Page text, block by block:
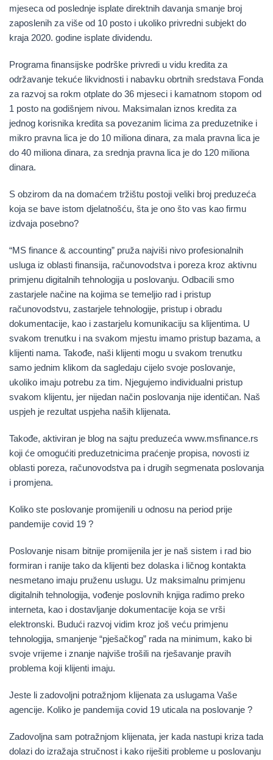
mjeseca od poslednje isplate direktnih davanja smanje broj
zaposlenih za više od 10 posto i ukoliko privredni subjekt do
kraja 2020. godine isplate dividendu.
Programa finansijske podrške privredi u vidu kredita za
održavanje tekuće likvidnosti i nabavku obrtnih sredstava Fonda
za razvoj sa rokm otplate do 36 mjeseci i kamatnom stopom od
1 posto na godišnjem nivou. Maksimalan iznos kredita za
jednog korisnika kredita sa povezanim licima za preduzetnike i
mikro pravna lica je do 10 miliona dinara, za mala pravna lica je
do 40 miliona dinara, za srednja pravna lica je do 120 miliona
dinara.
S obzirom da na domaćem tržištu postoji veliki broj preduzeća
koja se bave istom djelatnošću, šta je ono što vas kao firmu
izdvaja posebno?
“MS finance & accounting” pruža najviši nivo profesionalnih
usluga iz oblasti finansija, računovodstva i poreza kroz aktivnu
primjenu digitalnih tehnologija u poslovanju. Odbacili smo
zastarjele načine na kojima se temeljio rad i pristup
računovodstvu, zastarjele tehnologije, pristup i obradu
dokumentacije, kao i zastarjelu komunikaciju sa klijentima. U
svakom trenutku i na svakom mjestu imamo pristup bazama, a
klijenti nama. Takođe, naši klijenti mogu u svakom trenutku
samo jednim klikom da sagledaju cijelo svoje poslovanje,
ukoliko imaju potrebu za tim. Njegujemo individualni pristup
svakom klijentu, jer nijedan način poslovanja nije identičan. Naš
uspjeh je rezultat uspjeha naših klijenata.
Takođe, aktiviran je blog na sajtu preduzeća www.msfinance.rs
koji će omogućiti preduzetnicima praćenje propisa, novosti iz
oblasti poreza, računovodstva pa i drugih segmenata poslovanja
i promjena.
Koliko ste poslovanje promijenili u odnosu na period prije
pandemije covid 19 ?
Poslovanje nisam bitnije promijenila jer je naš sistem i rad bio
formiran i ranije tako da klijenti bez dolaska i ličnog kontakta
nesmetano imaju pruženu uslugu. Uz maksimalnu primjenu
digitalnih tehnologija, vođenje poslovnih knjiga radimo preko
interneta, kao i dostavljanje dokumentacije koja se vrši
elektronski. Budući razvoj vidim kroz još veću primjenu
tehnologija, smanjenje “pješačkog” rada na minimum, kako bi
svoje vrijeme i znanje najviše trošili na rješavanje pravih
problema koji klijenti imaju.
Jeste li zadovoljni potražnjom klijenata za uslugama Vaše
agencije. Koliko je pandemija covid 19 uticala na poslovanje ?
Zadovoljna sam potražnjom klijenata, jer kada nastupi kriza tada
dolazi do izražaja stručnost i kako riješiti probleme u poslovanju